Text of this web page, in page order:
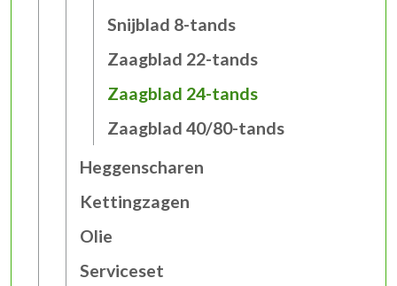
Snijblad 8-tands
Zaagblad 22-tands
Zaagblad 24-tands
Zaagblad 40/80-tands
Heggenscharen
Kettingzagen
Olie
Serviceset